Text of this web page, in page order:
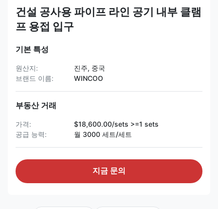
건설 공사용 파이프 라인 공기 내부 클램
프 용접 입구
기본 특성
원산지:
진주, 중국
브랜드 이름:
WINCOO
부동산 거래
가격:
$18,600.00/sets >=1 sets
공급 능력:
월 3000 세트/세트
지금 문의